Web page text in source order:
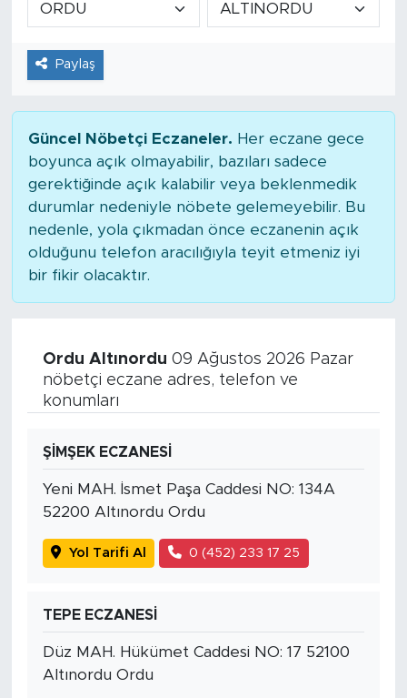
Paylaş
Güncel Nöbetçi Eczaneler. Her eczane gece
boyunca açık olmayabilir, bazıları sadece
gerektiğinde açık kalabilir veya beklenmedik
durumlar nedeniyle nöbete gelemeyebilir. Bu
nedenle, yola çıkmadan önce eczanenin açık
olduğunu telefon aracılığıyla teyit etmeniz iyi
bir fikir olacaktır.
Ordu Altınordu 09 Ağustos 2026 Pazar
nöbetçi eczane adres, telefon ve
konumları
ŞİMŞEK ECZANESİ
Yeni MAH. İsmet Paşa Caddesi NO: 134A
52200 Altınordu Ordu
Yol Tarifi Al 0 (452) 233 17 25
TEPE ECZANESİ
Düz MAH. Hükümet Caddesi NO: 17 52100
Altınordu Ordu
Tarihçe
Resmi İlanlar
Foto Şaka
Politika